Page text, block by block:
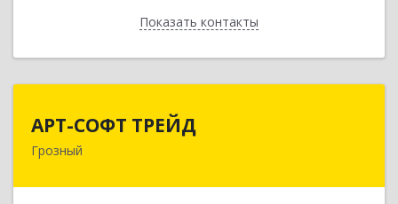
Показать контакты
Назад
АРТ-СОФТ ТРЕЙД
Грозный
364013, Чеченская Респ, Грозный г, Полярников